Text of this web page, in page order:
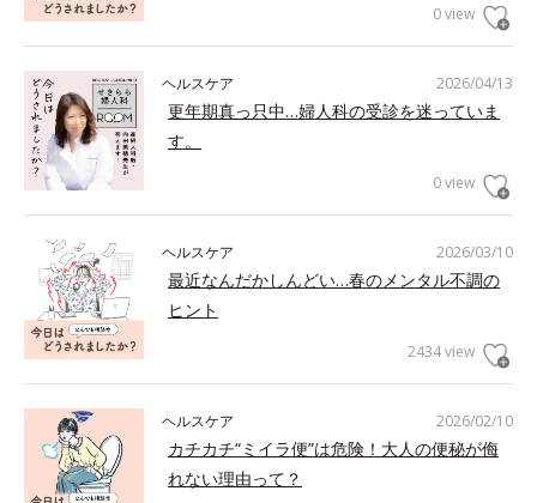
0 view
2026/04/13
ヘルスケア
更年期真っ只中…婦人科の受診を迷っていま
す。
0 view
2026/03/10
ヘルスケア
最近なんだかしんどい…春のメンタル不調の
ヒント
2434 view
2026/02/10
ヘルスケア
カチカチ“ミイラ便”は危険！大人の便秘が侮
れない理由って？